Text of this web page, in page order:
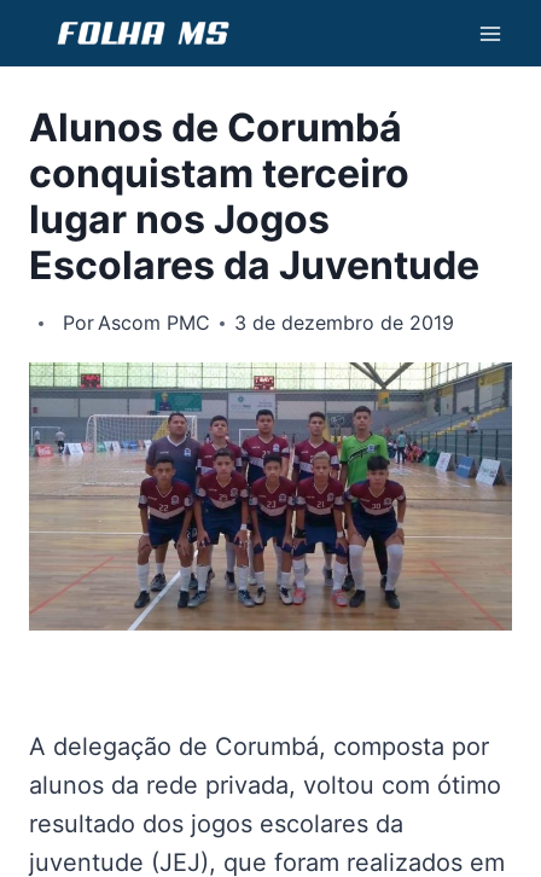
Conteúdo
Alunos de Corumbá
conquistam terceiro
lugar nos Jogos
Escolares da Juventude
PorAscom PMC 3 de dezembro de 2019
A delegação de Corumbá, composta por
alunos da rede privada, voltou com ótimo
resultado dos jogos escolares da
juventude (JEJ), que foram realizados em